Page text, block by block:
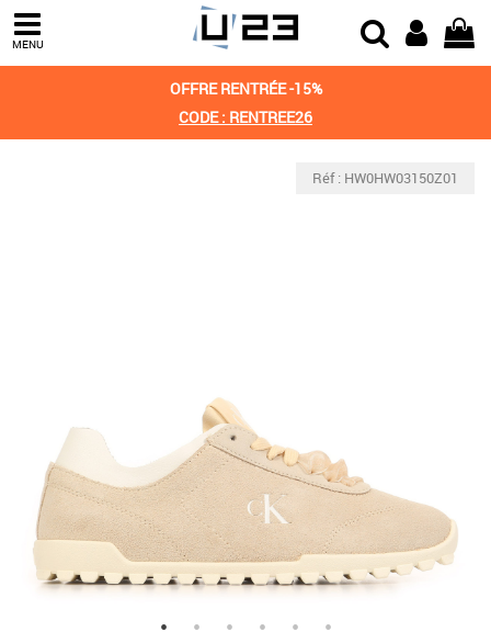
MENU
OFFRE RENTRÉE -15%
CODE : RENTREE26
Réf : HW0HW03150Z01